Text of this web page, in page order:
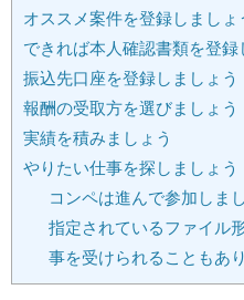
オススメ案件を登録しましょ
できれば本人確認書類を登録
振込先口座を登録しましょう
報酬の受取方を選びましょう
実績を積みましょう
やりたい仕事を探しましょう
コンペは進んで参加しま
指定されているファイル
事を受けられることもあ